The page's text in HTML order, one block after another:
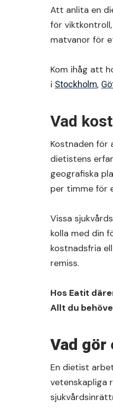
Att anlita en
för
matvanor för
Kom ihåg att
i Stockholm,
Vad
Kostnaden för
dietistens
geografiska
per timme för
Vissa
kolla med din
kostnadsfria
remiss.
Hos Eatit
Allt du
Vad gör
En dietist
vetenskapliga